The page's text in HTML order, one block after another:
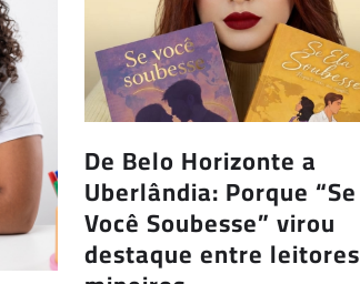
De Belo Horizonte a
Uberlândia: Porque “Se
Você Soubesse” virou
destaque entre leitores